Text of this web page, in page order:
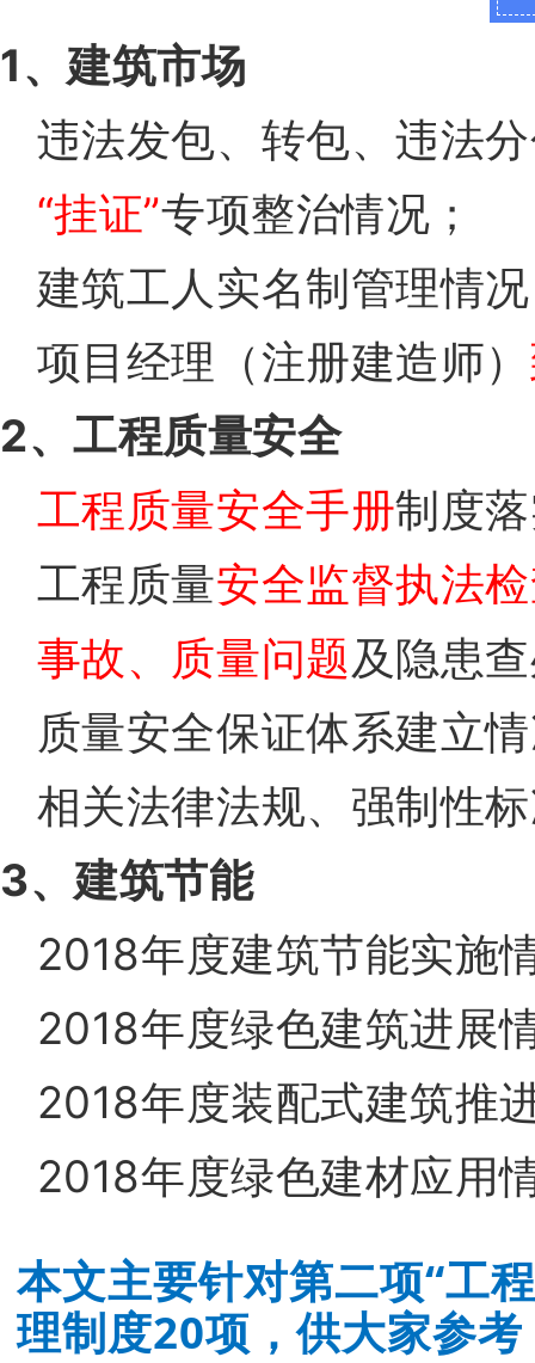
1、建筑市场
违法发包、转包、违法
“挂证”专项整治情况；
建筑工人实名制管理情
项目经理（注册建造师）
2、工程质量安全
工程质量安全手册制度
工程质量安全监督执法
事故、质量问题及隐患
质量安全保证体系建立
相关法律法规、强制性
3、建筑节能
2018年度建筑节能实施
2018年度绿色建筑进展
2018年度装配式建筑推
2018年度绿色建材应用
本文主要针对第二项“工
理制度20项，供大家参考